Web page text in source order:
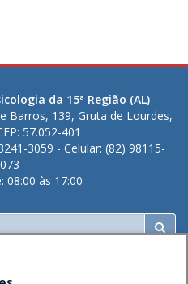
da 15ª Região (AL)
Barros, 139, Gruta de Lourdes,
57.052-401
3059 - Celular: (82) 98115-
08:00 às 17:00